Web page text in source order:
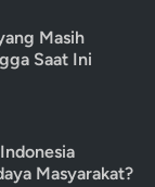
Masih
Saat Ini
Masyarakat?